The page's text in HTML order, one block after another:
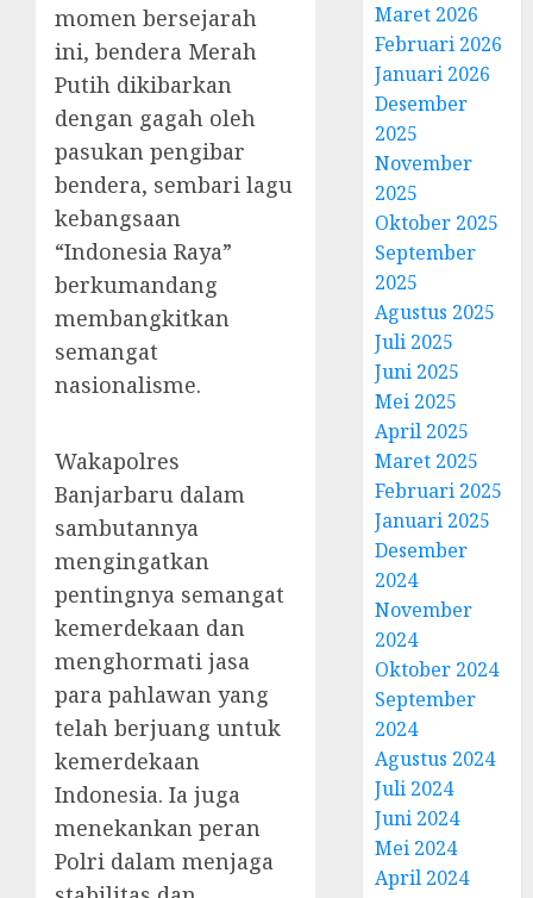
momen bersejarah
ini, bendera Merah
Putih dikibarkan
dengan gagah oleh
pasukan pengibar
bendera, sembari lagu
kebangsaan
“Indonesia Raya”
berkumandang
membangkitkan
semangat
nasionalisme.
Wakapolres
Banjarbaru dalam
sambutannya
mengingatkan
pentingnya semangat
kemerdekaan dan
menghormati jasa
para pahlawan yang
telah berjuang untuk
kemerdekaan
Indonesia. Ia juga
menekankan peran
Polri dalam menjaga
Maret 2026
Februari 2026
Januari 2026
Desember
2025
November
2025
Oktober 2025
September
2025
Agustus 2025
Juli 2025
Juni 2025
Mei 2025
April 2025
Maret 2025
Februari 2025
Januari 2025
Desember
2024
November
2024
Oktober 2024
September
2024
Agustus 2024
Juli 2024
Juni 2024
Mei 2024
April 2024